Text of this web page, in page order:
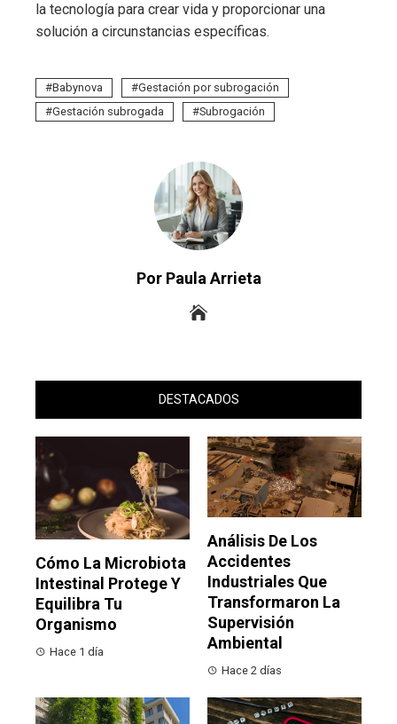
la tecnología para crear vida y proporcionar una
solución a circunstancias específicas.
Babynova
Gestación por subrogación
Gestación subrogada
Subrogación
Por Paula Arrieta
DESTACADOS
Cómo La Microbiota
Intestinal Protege Y
Equilibra Tu
Organismo
Hace 1 día
Análisis De Los
Accidentes
Industriales Que
Transformaron La
Supervisión
Ambiental
Hace 2 días